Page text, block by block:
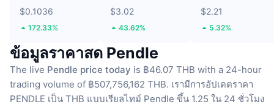
$0.1036
172.33%
$3.02
43.62%
$2.21
5.32%
ข้อมูลราคาสด Pendle
The live Pendle price today is ฿46.07 THB with a 24-hour
trading volume of ฿507,756,162 THB. เรามีการอัปเดตราคา
PENDLE เป็น THB แบบเรียลไทม์ Pendle ขึ้น 1.25 ใน 24 ชั่วโมง